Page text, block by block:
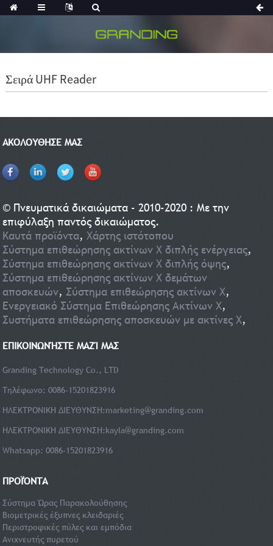
Σειρά UHF Reader
ΑΚΟΛΟΥΘΗΣΕ ΜΑΣ
© Πνευματικά δικαιώματα - 2010-2020 : Με την
επιφύλαξη παντός δικαιώματος.
Καυτά προϊόντα,Χάρτης ιστότοπου
Σύστημα επιθεώρησης ακτίνων Χ διπλής ενέργειας,
Σύστημα επιθεώρησης ακτίνων Χ διπλής όψης,
Σύστημα επιθεώρησης ακτίνων Χ δεμάτων
αποσκευών,Σύστημα επιθεώρησης ακτίνων Χ,
Ενεργειακό Σύστημα Επιθεώρησης Ακτίνων Χ,
Συστήματα επιθεώρησης αποσκευών με ακτίνες Χ,
ΕΠΙΚΟΙΝΩΝΉΣΤΕ ΜΑΖΊ ΜΑΣ
Granding Technology Co., LTD
Τηλέφωνο: 0086-15201823916
ΗΛΕΚΤΡΟΝΙΚΗ ΔΙΕΥΘΥΝΣΗ:marketing@granding.com
ΗΛΕΚΤΡΟΝΙΚΗ ΔΙΕΥΘΥΝΣΗ:kayla@granding.com
Whatsapp: 0086-15201823916
ΠΡΟΪΌΝΤΑ
Σύστημα Ώρας Παρακολούθησης
Βιομετρικές έξυπνες κλειδαριές
Περιστροφικές πύλες και εμπόδια
Ανιχνευτής πυρετού